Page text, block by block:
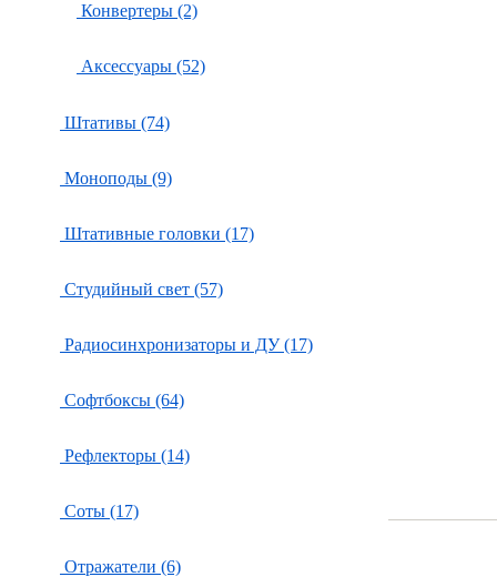
Конвертеры (2)
Аксессуары (52)
Штативы (74)
Моноподы (9)
Штативные головки (17)
Студийный свет (57)
Радиосинхронизаторы и ДУ (17)
Софтбоксы (64)
Рефлекторы (14)
Соты (17)
Отражатели (6)